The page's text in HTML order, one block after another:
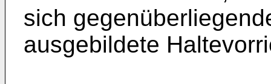
sich
ausgebildete